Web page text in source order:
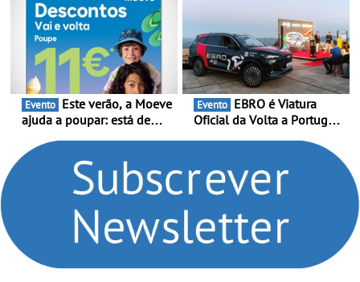
estreia - O Campeonato
Portugal Karting 2026
decorre entre 1 de Março e
6 de Setembro
continua em 2026
Evento
ajuda a poupar: está de
Volta” com descontos de
Evento
Oficial da Volta a Portugal
presença nacional ao lado
da mítica prova de ciclismo
e leva a sua gama SUV
multi-energia às estradas
de Portugal